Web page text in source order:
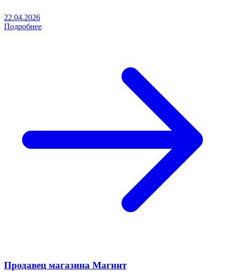
22.04.2026
Подробнее
Продавец магазина Магнит